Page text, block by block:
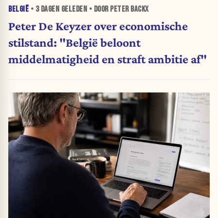
BELGIË • 3 DAGEN GELEDEN • DOOR PETER BACKX
Peter De Keyzer over economische
stilstand: "België beloont
middelmatigheid en straft ambitie af"